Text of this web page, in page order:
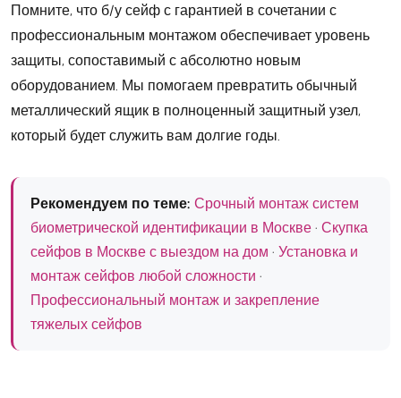
Помните, что б/у сейф с гарантией в сочетании с
профессиональным монтажом обеспечивает уровень
защиты, сопоставимый с абсолютно новым
оборудованием. Мы помогаем превратить обычный
металлический ящик в полноценный защитный узел,
который будет служить вам долгие годы.
Рекомендуем по теме: Срочный монтаж систем
биометрической идентификации в Москве ·Скупка
сейфов в Москве с выездом на дом ·Установка и
монтаж сейфов любой сложности ·
Профессиональный монтаж и закрепление
тяжелых сейфов